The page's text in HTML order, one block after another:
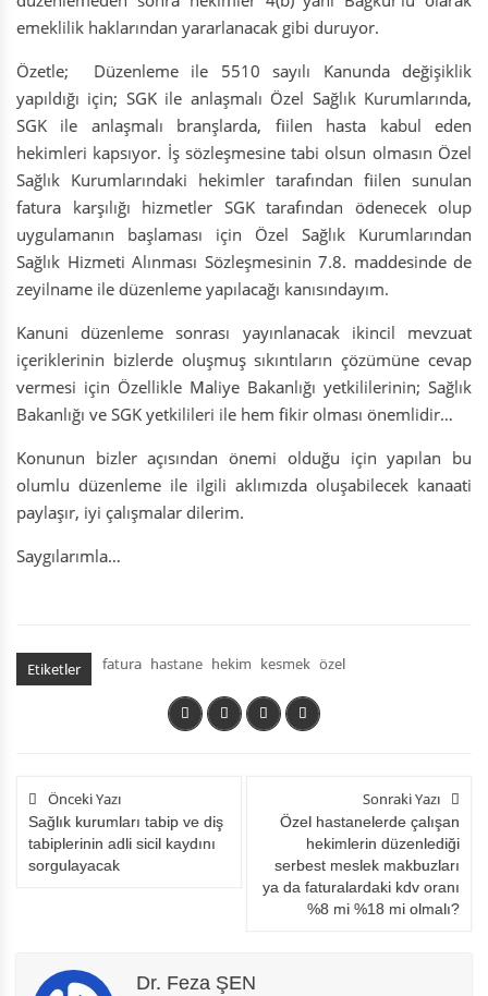
emeklilik haklarından yararlanacak gibi duruyor.
Özetle; Düzenleme ile 5510 sayılı Kanunda değişiklik
yapıldığı için; SGK ile anlaşmalı Özel Sağlık Kurumlarında,
SGK ile anlaşmalı branşlarda, fiilen hasta kabul eden
hekimleri kapsıyor. İş sözleşmesine tabi olsun olmasın Özel
Sağlık Kurumlarındaki hekimler tarafından fiilen sunulan
fatura karşılığı hizmetler SGK tarafından ödenecek olup
uygulamanın başlaması için Özel Sağlık Kurumlarından
Sağlık Hizmeti Alınması Sözleşmesinin 7.8. maddesinde de
zeyilname ile düzenleme yapılacağı kanısındayım.
Kanuni düzenleme sonrası yayınlanacak ikincil mevzuat
içeriklerinin bizlerde oluşmuş sıkıntıların çözümüne cevap
vermesi için Özellikle Maliye Bakanlığı yetkililerinin; Sağlık
Bakanlığı ve SGK yetkilileri ile hem fikir olması önemlidir…
Konunun bizler açısından önemi olduğu için yapılan bu
olumlu düzenleme ile ilgili aklımızda oluşabilecek kanaati
paylaşır, iyi çalışmalar dilerim.
Saygılarımla…
Etiketler fatura hastane hekim kesmek özel
Önceki Yazı
Sağlık kurumları tabip ve diş
tabiplerinin adli sicil kaydını
sorgulayacak
Sonraki Yazı
Özel hastanelerde çalışan
hekimlerin düzenlediği
serbest meslek makbuzları
ya da faturalardaki kdv oranı
%8 mi %18 mi olmalı?
Dr. Feza ŞEN